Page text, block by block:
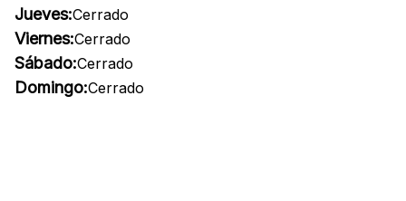
Jueves:Cerrado
Viernes:Cerrado
Sábado:Cerrado
Domingo:Cerrado